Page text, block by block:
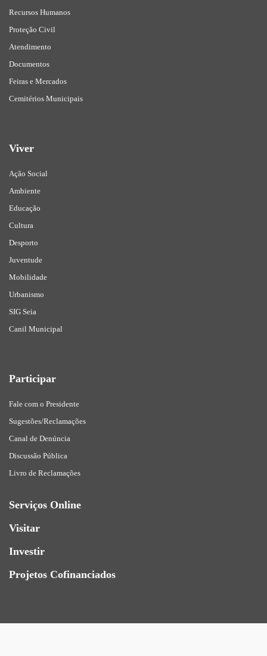
Recursos Humanos
Proteção Civil
Atendimento
Documentos
Feiras e Mercados
Cemitérios Municipais
Viver
Ação Social
Ambiente
Educação
Cultura
Desporto
Juventude
Mobilidade
Urbanismo
SIG Seia
Canil Municipal
Participar
Fale com o Presidente
Sugestões/Reclamações
Canal de Denúncia
Discussão Pública
Livro de Reclamações
Serviços Online
Visitar
Investir
Projetos Cofinanciados